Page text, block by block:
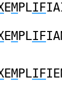
EM PLIF
EM PLIF
EM PLIF